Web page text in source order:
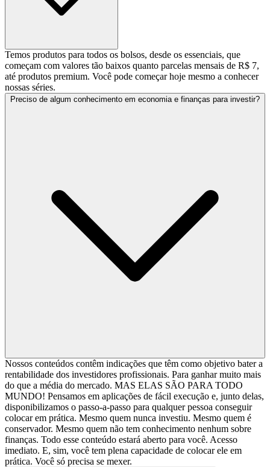
Temos produtos para todos os bolsos, desde os essenciais, que
começam com valores tão baixos quanto parcelas mensais de R$ 7,
até produtos premium. Você pode começar hoje mesmo a conhecer
nossas séries.
Preciso de algum conhecimento em economia e finanças para investir?
Nossos conteúdos contêm indicações que têm como objetivo bater a
rentabilidade dos investidores profissionais. Para ganhar muito mais
do que a média do mercado. MAS ELAS SÃO PARA TODO
MUNDO! Pensamos em aplicações de fácil execução e, junto delas,
disponibilizamos o passo-a-passo para qualquer pessoa conseguir
colocar em prática. Mesmo quem nunca investiu. Mesmo quem é
conservador. Mesmo quem não tem conhecimento nenhum sobre
finanças. Todo esse conteúdo estará aberto para você. Acesso
imediato. E, sim, você tem plena capacidade de colocar ele em
prática. Você só precisa se mexer.